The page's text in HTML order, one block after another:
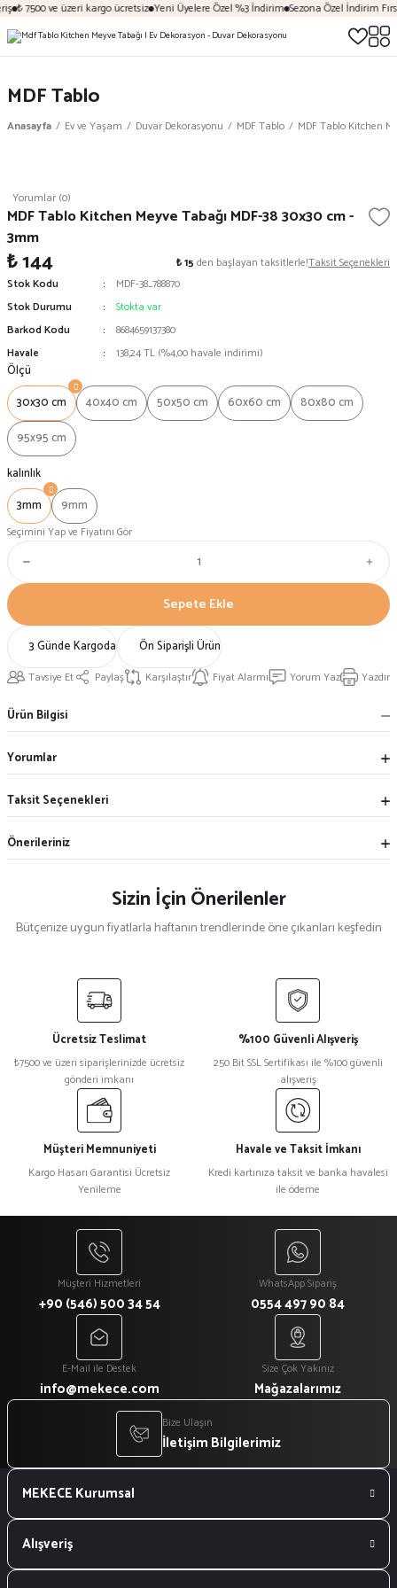
₺ 7500 ve üzeri kargo ücretsiz Yeni Üyelere Özel %3 İndirim Sezona Özel İndirim
MDF Tablo
Anasayfa Ev ve Yaşam Duvar Dekorasyonu MDF Tablo MDF Tablo Kitchen
Yorumlar (0)
MDF Tablo Kitchen Meyve Tabağı MDF-38 30x30 cm -
3mm
₺ 144 ₺ 15 den başlayan taksitlerle!Taksit Seçenekleri
Stok Kodu
MDF-38_788870
Stok Durumu
Stokta var
Barkod Kodu
8684659137380
Havale
138,24 TL (%4,00 havale indirimi)
Ölçü
30x30 cm
40x40 cm 50x50 cm 60x60 cm
80x80 cm
95x95 cm
kalınlık
3mm
9mm
Seçimini Yap ve Fiyatını Gör
Sepete Ekle
3 Günde Kargoda Ön Siparişli Ürün
Tavsiye Et Paylaş Karşılaştır Fiyat Alarmı Yorum Yaz Yazdır
Ürün Bilgisi
Yorumlar
Taksit Seçenekleri
Önerileriniz
Sizin İçin Önerilenler
Bütçenize uygun fiyatlarla haftanın trendlerinde öne çıkanları keşfedin
Nikah Şekeri Hediyeliği Metal Ayna Magnet Nks-01
₺ 47
%15
Kristal Plaket Ekt-165a
₺ 918
Ücretsiz Teslimat
₺7500 ve üzeri siparişlerinizde ücretsiz
gönderi imkanı
%100 Güvenli Alışveriş
250 Bit SSL Sertifikası ile %100 güvenli
alışveriş
Müşteri Memnuniyeti
Kargo Hasarı Garantisi Ücretsiz
Yenileme
Havale ve Taksit İmkanı
Kredi kartınıza taksit ve banka havalesi
ile ödeme
Müşteri Hizmetleri
+90 (546) 500 34 54
WhatsApp Sipariş
0554 497 90 84
E-Mail ile Destek
info@mekece.com
Size Çok Yakınız
Mağazalarımız
Bize Ulaşın
İletişim Bilgilerimiz
MEKECE Kurumsal
Alışveriş